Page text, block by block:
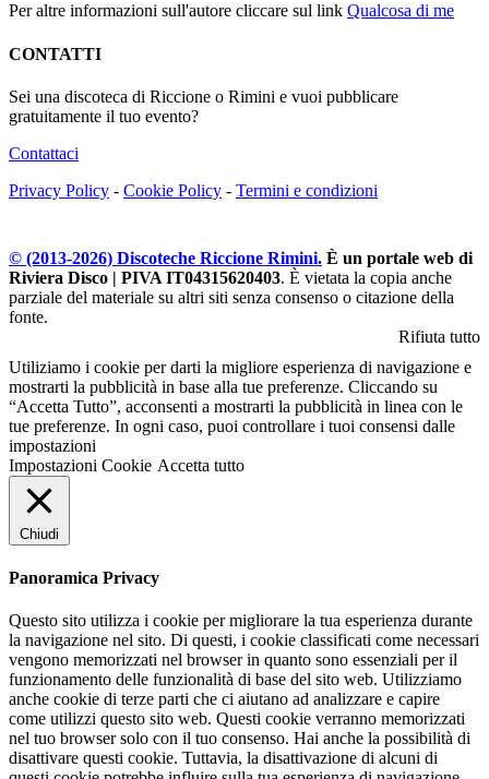
Per altre informazioni sull'autore cliccare sul link Qualcosa di me
CONTATTI
Sei una discoteca di Riccione o Rimini e vuoi pubblicare
gratuitamente il tuo evento?
Contattaci
Privacy Policy - Cookie Policy - Termini e condizioni
© (2013-2026) Discoteche Riccione Rimini. È un portale web di
Riviera Disco | PIVA IT04315620403. È vietata la copia anche
parziale del materiale su altri siti senza consenso o citazione della
fonte.
Rifiuta tutto
Utiliziamo i cookie per darti la migliore esperienza di navigazione e
mostrarti la pubblicità in base alla tue preferenze. Cliccando su
“Accetta Tutto”, acconsenti a mostrarti la pubblicità in linea con le
tue preferenze. In ogni caso, puoi controllare i tuoi consensi dalle
impostazioni
Impostazioni Cookie Accetta tutto
Chiudi
Panoramica Privacy
Questo sito utilizza i cookie per migliorare la tua esperienza durante
la navigazione nel sito. Di questi, i cookie classificati come necessari
vengono memorizzati nel browser in quanto sono essenziali per il
funzionamento delle funzionalità di base del sito web. Utilizziamo
anche cookie di terze parti che ci aiutano ad analizzare e capire
come utilizzi questo sito web. Questi cookie verranno memorizzati
nel tuo browser solo con il tuo consenso. Hai anche la possibilità di
disattivare questi cookie. Tuttavia, la disattivazione di alcuni di